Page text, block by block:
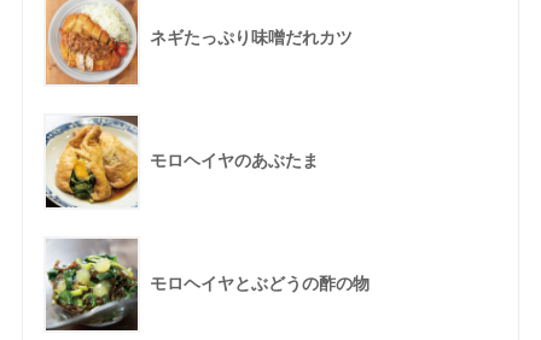
ネギたっぷり味噌だれカツ
モロヘイヤのあぶたま
モロヘイヤとぶどうの酢の物